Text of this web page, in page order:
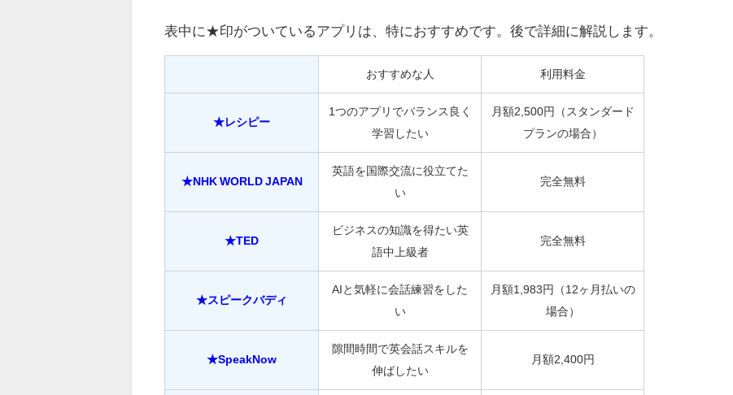
表中に★印がついているアプリは、特におすすめです。後で詳細に解説します。
おすすめな人 利用料金
★レシピー
1つのアプリでバランス良く
学習したい
月額2,500円（スタンダード
プランの場合）
★NHK WORLD JAPAN
英語を国際交流に役立てた
い
完全無料
★TED
ビジネスの知識を得たい英
語中上級者
完全無料
★スピークバディ
AIと気軽に会話練習をした
い
月額1,983円（12ヶ月払いの
場合）
★SpeakNow
隙間時間で英会話スキルを
伸ばしたい
月額2,400円